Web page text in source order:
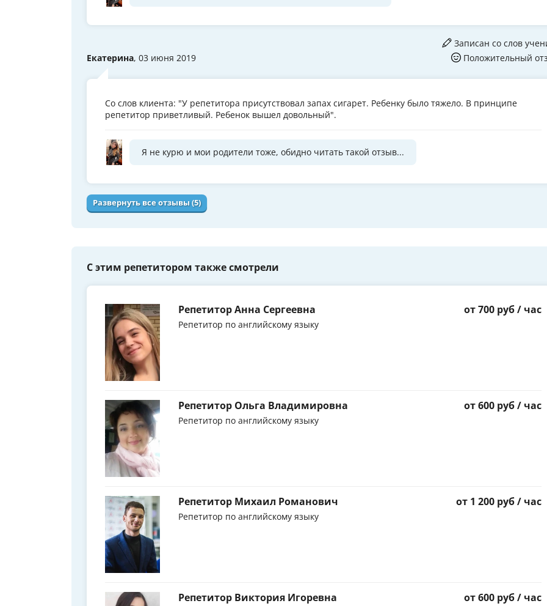
Екатерина, 03 июня 2019
Записан со слов
Положительный
Со слов клиента: "У репетитора присутствовал запах сигарет. Ребенку было тяжело. В принципе
репетитор приветливый. Ребенок вышел довольный".
Я не курю и мои родители тоже, обидно читать такой отзыв...
Развернуть все отзывы (5)
С этим репетитором также смотрели
Репетитор Анна Сергеевна
Репетитор по английскому языку
от 700 руб / час
Репетитор Ольга Владимировна
Репетитор по английскому языку
от 600 руб / час
Репетитор Михаил Романович
Репетитор по английскому языку
от 1 200 руб / час
Репетитор Виктория Игоревна от 600 руб / час